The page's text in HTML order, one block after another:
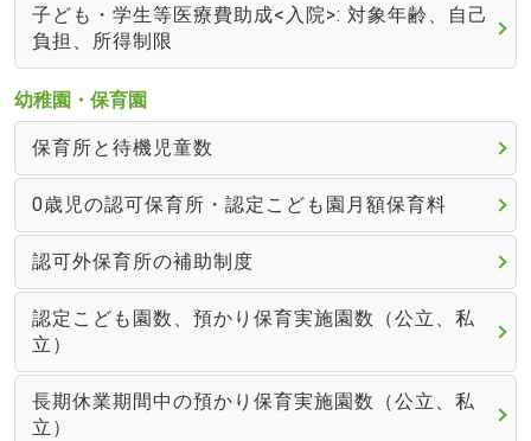
子ども・学生等医療費助成<入院>: 対象年齢、自己
負担、所得制限
幼稚園・保育園
保育所と待機児童数
0歳児の認可保育所・認定こども園月額保育料
認可外保育所の補助制度
認定こども園数、預かり保育実施園数（公立、私
立）
長期休業期間中の預かり保育実施園数（公立、私
立）